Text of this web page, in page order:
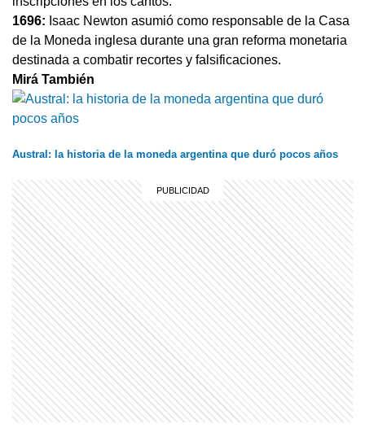
1696: Isaac Newton asumió como responsable de la Casa
de la Moneda inglesa durante una gran reforma monetaria
destinada a combatir recortes y falsificaciones.
Mirá También
Austral: la historia de la moneda argentina que duró pocos años